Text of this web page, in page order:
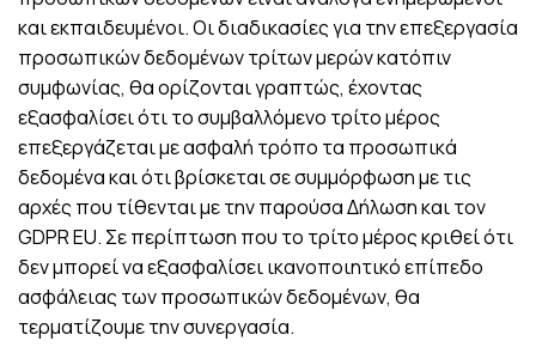
και εκπαιδευμένοι. Οι διαδικασίες για την επεξεργασία
προσωπικών δεδομένων τρίτων μερών κατόπιν
συμφωνίας, θα ορίζονται γραπτώς, έχοντας
εξασφαλίσει ότι το συμβαλλόμενο τρίτο μέρος
επεξεργάζεται με ασφαλή τρόπο τα προσωπικά
δεδομένα και ότι βρίσκεται σε συμμόρφωση με τις
αρχές που τίθενται με την παρούσα Δήλωση και τον
GDPR EU. Σε περίπτωση που το τρίτο μέρος κριθεί ότι
δεν μπορεί να εξασφαλίσει ικανοποιητικό επίπεδο
ασφάλειας των προσωπικών δεδομένων, θα
τερματίζουμε την συνεργασία.